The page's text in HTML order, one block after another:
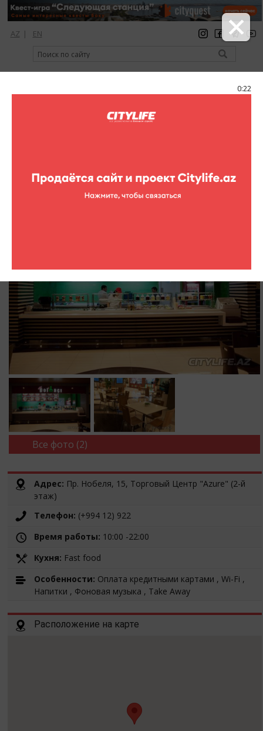
0:22
AZ | EN
регистрация вход Citylife Magazine
Dolmaci
Все фото (2)
Адрес: Пр. Нобеля, 15, Торговый Центр "Azure" (2-й
этаж)
Телефон: (+994 12) 922
Время работы: 10:00 -22:00
Кухня: Fast food
Особенности: Оплата кредитными картами , Wi-Fi ,
Напитки , Фоновая музыка , Take Away
Расположение на карте